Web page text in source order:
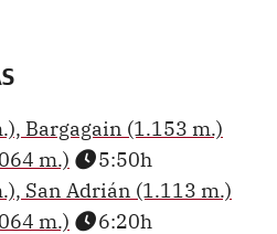
Bargagain (1.153 m.)
m.)
5:50h
San Adrián (1.113 m.)
m.)
6:20h